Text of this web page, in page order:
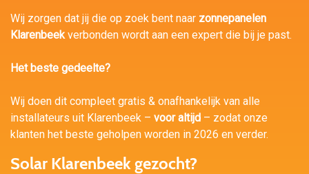
Wij zorgen dat jij die op zoek bent naar zonnepanelen
Klarenbeekverbonden wordt aan een expert die bij je past.
Het beste gedeelte?
Wij doen dit compleet gratis & onafhankelijk van alle
installateurs uit Klarenbeek – voor altijd – zodat onze
klanten het beste geholpen worden in 2026 en verder.
Solar Klarenbeek gezocht?